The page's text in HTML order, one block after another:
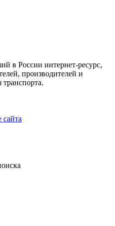
в России интернет-ресурс,
производителей и
транспорта.